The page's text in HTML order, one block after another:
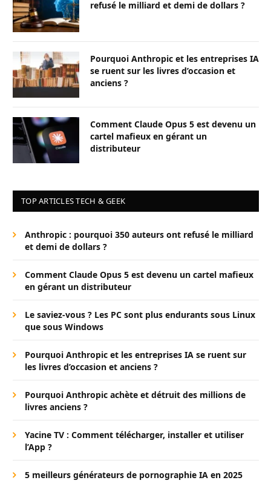
refusé le milliard et demi de dollars ?
Pourquoi Anthropic et les entreprises IA
se ruent sur les livres d’occasion et
anciens ?
Comment Claude Opus 5 est devenu un
cartel mafieux en gérant un
distributeur
TOP ARTICLES TECH & GEEK
Anthropic : pourquoi 350 auteurs ont refusé le milliard
et demi de dollars ?
Comment Claude Opus 5 est devenu un cartel mafieux
en gérant un distributeur
Le saviez-vous ? Les PC sont plus endurants sous Linux
que sous Windows
Pourquoi Anthropic et les entreprises IA se ruent sur
les livres d’occasion et anciens ?
Pourquoi Anthropic achète et détruit des millions de
livres anciens ?
Yacine TV : Comment télécharger, installer et utiliser
l’App ?
5 meilleurs générateurs de pornographie IA en 2025